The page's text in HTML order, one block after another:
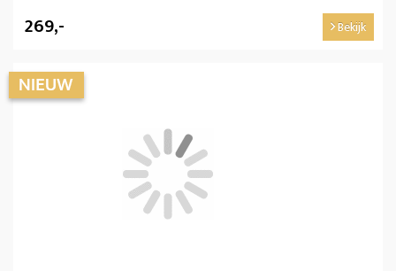
269,- Bekijk